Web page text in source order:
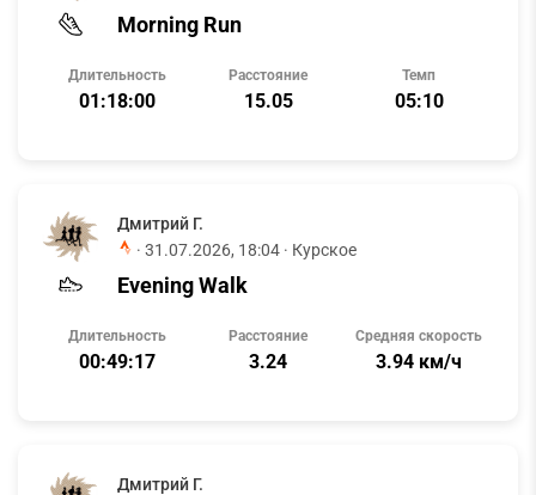
Morning Run
Длительность
01:18:00
Расстояние
15.05
Темп
05:10
Дмитрий Г.
· 31.07.2026, 18:04 · Курское
Evening Walk
Длительность
00:49:17
Расстояние
3.24
Средняя скорость
3.94 км/ч
Дмитрий Г.